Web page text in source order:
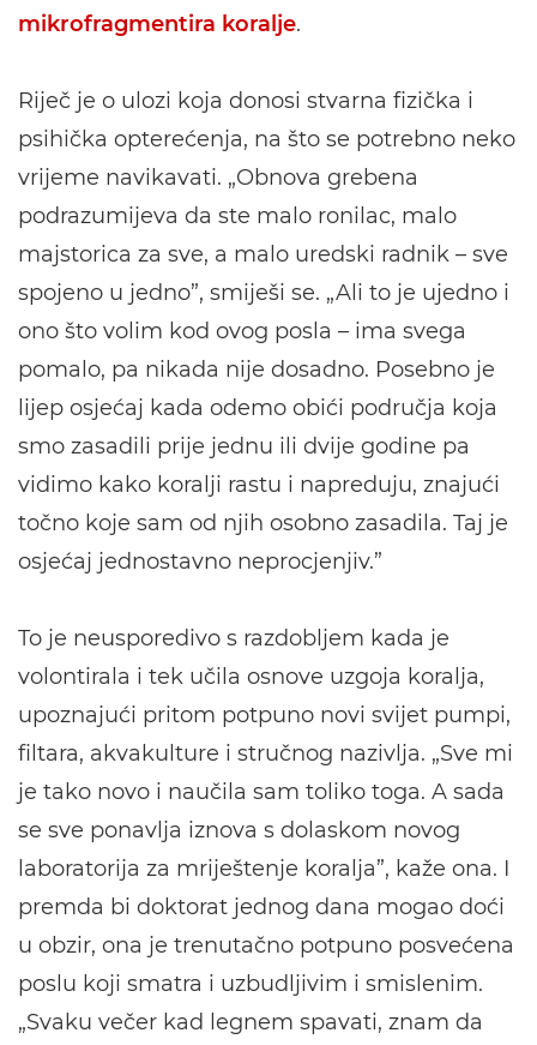
mikrofragmentira koralje.
Riječ je o ulozi koja donosi stvarna fizička i
psihička opterećenja, na što se potrebno neko
vrijeme navikavati. „Obnova grebena
podrazumijeva da ste malo ronilac, malo
majstorica za sve, a malo uredski radnik – sve
spojeno u jedno”, smiješi se. „Ali to je ujedno i
ono što volim kod ovog posla – ima svega
pomalo, pa nikada nije dosadno. Posebno je
lijep osjećaj kada odemo obići područja koja
smo zasadili prije jednu ili dvije godine pa
vidimo kako koralji rastu i napreduju, znajući
točno koje sam od njih osobno zasadila. Taj je
osjećaj jednostavno neprocjenjiv.”
To je neusporedivo s razdobljem kada je
volontirala i tek učila osnove uzgoja koralja,
upoznajući pritom potpuno novi svijet pumpi,
filtara, akvakulture i stručnog nazivlja. „Sve mi
je tako novo i naučila sam toliko toga. A sada
se sve ponavlja iznova s dolaskom novog
laboratorija za mriještenje koralja”, kaže ona. I
premda bi doktorat jednog dana mogao doći
u obzir, ona je trenutačno potpuno posvećena
poslu koji smatra i uzbudljivim i smislenim.
„Svaku večer kad legnem spavati, znam da